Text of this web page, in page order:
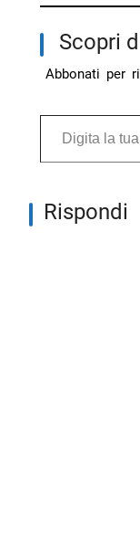
Scopri
Abbonati per
Digita la tua e-mail...
Rispondi